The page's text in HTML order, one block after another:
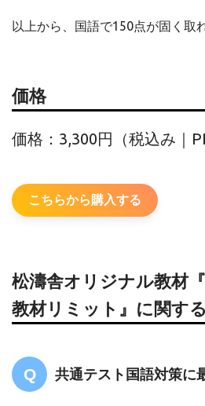
以上から、国語で150点が固く取
価格
価格：3,300円（税込み｜
こちらから購入する
松濤舎オリジナル教材
教材リミット』に関す
共通テスト国語対策に